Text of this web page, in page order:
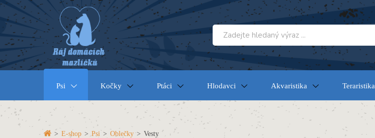
Psi Kočky Ptáci Hlodavci Akvaristika Teraristika
> E-shop > Psi > Oblečky > Vesty